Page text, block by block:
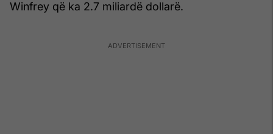
Winfrey që ka 2.7 miliardë dollarë.